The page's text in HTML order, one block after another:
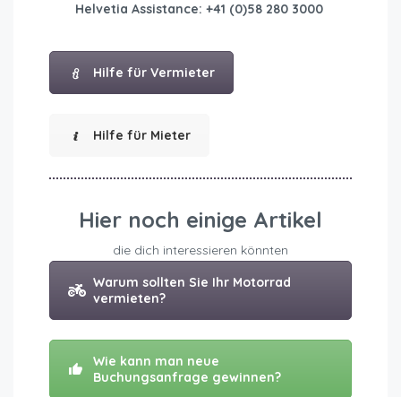
Helvetia Assistance: +41 (0)58 280 3000
Hilfe für Vermieter
Hilfe für Mieter
Hier noch einige Artikel
die dich interessieren könnten
Warum sollten Sie Ihr Motorrad
vermieten?
Wie kann man neue
Buchungsanfrage gewinnen?